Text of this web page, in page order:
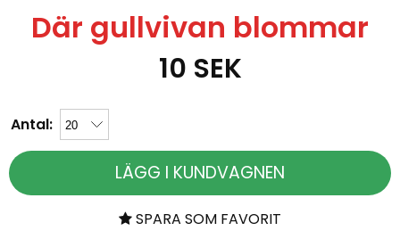
Där gullvivan blommar
10 SEK
Antal:
LÄGG I KUNDVAGNEN
SPARA SOM FAVORIT